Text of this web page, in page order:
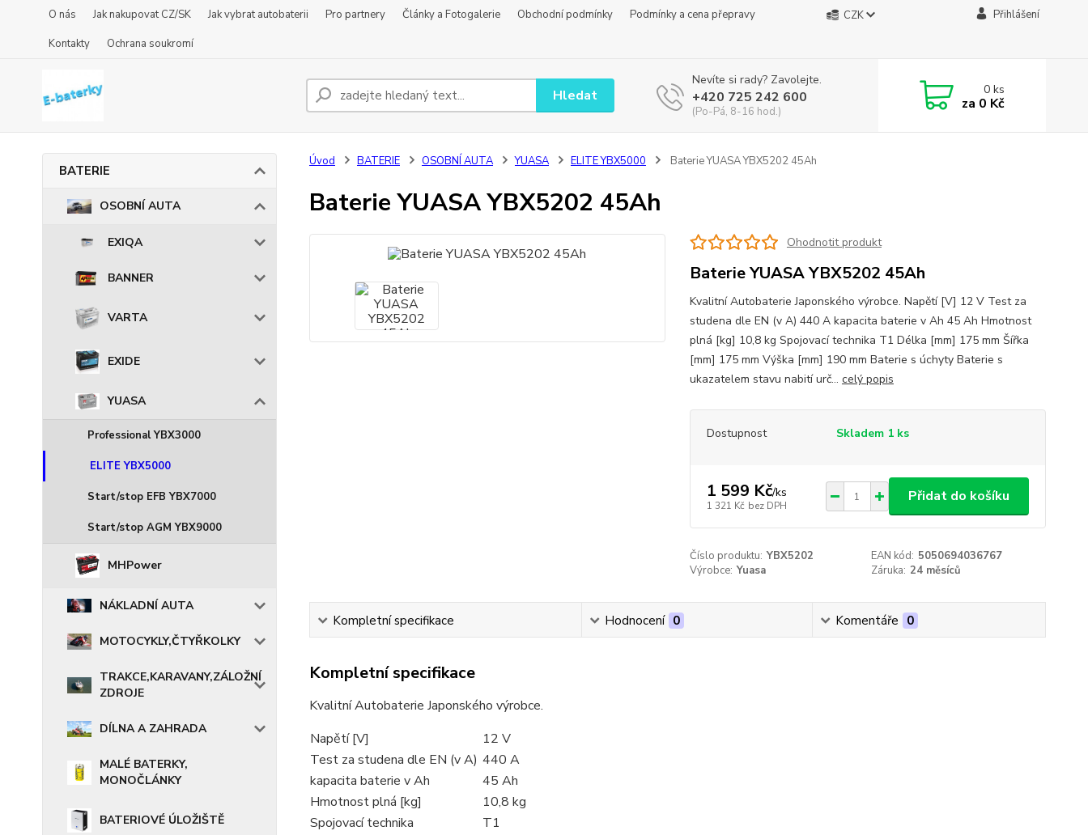
O nás Jak nakupovat CZ/SK Jak vybrat autobaterii Pro partnery Články a Fotogalerie Obchodní podmínky
Podmínky a cena přepravy
Kontakty
Ochrana soukromí
CZK Přihlášení
Hledat
Nevíte si rady? Zavolejte.
+420 725 242 600
(Po-Pá, 8-16 hod.)
0ks
za 0 Kč
BATERIE
OSOBNÍ AUTA
EXIQA
BANNER
VARTA
EXIDE
YUASA
Professional YBX3000
ELITE YBX5000
Start/stop EFB YBX7000
Start/stop AGM YBX9000
MHPower
NÁKLADNÍ AUTA
MOTOCYKLY,ČTYŘKOLKY
TRAKCE,KARAVANY,ZÁLOŽNÍ
ZDROJE
DÍLNA A ZAHRADA
MALÉ BATERKY,
MONOČLÁNKY
BATERIOVÉ ÚLOŽIŠTĚ
Úvod BATERIE OSOBNÍ AUTA YUASA ELITE YBX5000 Baterie YUASA YBX5202 45Ah
Baterie YUASA YBX5202 45Ah
Ohodnotit produkt
Baterie YUASA YBX5202 45Ah
Kvalitní Autobaterie Japonského výrobce. Napětí [V] 12 V Test za
studena dle EN (v A) 440 A kapacita baterie v Ah 45 Ah Hmotnost
plná [kg] 10,8 kg Spojovací technika T1 Délka [mm] 175 mm Šířka
[mm] 175 mm Výška [mm] 190 mm Baterie s úchyty Baterie s
ukazatelem stavu nabití urč... celý popis
Dostupnost Skladem 1 ks
1 599 Kč/ks
1 321 Kč bez DPH
Přidat do košíku
Číslo produktu: YBX5202 EAN kód: 5050694036767
Výrobce: Yuasa Záruka: 24 měsíců
Kompletní specifikace Hodnocení 0 Komentáře 0
Kompletní specifikace
Kvalitní Autobaterie Japonského výrobce.
Napětí [V]
12 V
Test za studena dle EN (v A) 440 A
kapacita baterie v Ah
45 Ah
Hmotnost plná [kg]
10,8 kg
Spojovací technika
T1